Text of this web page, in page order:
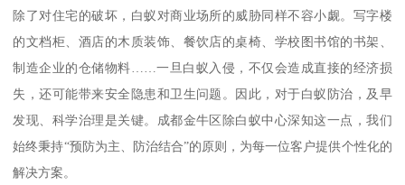
除了对住宅的破坏，白蚁对商业场所的威胁同样不容小觑。写字楼
的文档柜、酒店的木质装饰、餐饮店的桌椅、学校图书馆的书架、
制造企业的仓储物料……一旦白蚁入侵，不仅会造成直接的经济损
失，还可能带来安全隐患和卫生问题。因此，对于白蚁防治，及早
发现、科学治理是关键。成都金牛区除白蚁中心深知这一点，我们
始终秉持“预防为主、防治结合”的原则，为每一位客户提供个性化的
解决方案。